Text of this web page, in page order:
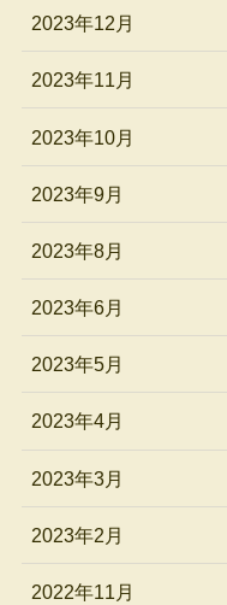
2023年12月
2023年11月
2023年10月
2023年9月
2023年8月
2023年6月
2023年5月
2023年4月
2023年3月
2023年2月
2022年11月